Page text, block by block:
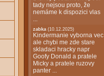
tady nejsou proto, že
nemáme k dispozici vlas
...
zabka (10.12.2025)
Kindermanie vyborna vec
ale chybi me zde stare
skladaci hracky napr
Goofy Donald a pratele
Micky a pratele ruzovy
panter ...